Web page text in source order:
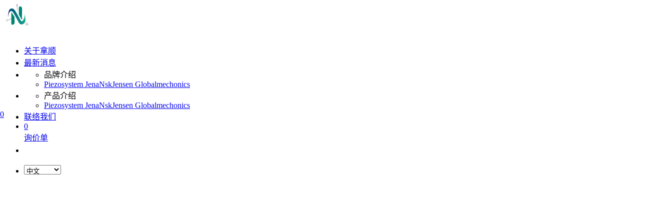
0
关于拿顺
最新消息
品牌介绍
Piezosystem JenaNskJensen Globalmechonics
产品介绍
Piezosystem JenaNskJensen Globalmechonics
联络我们
0
询价单